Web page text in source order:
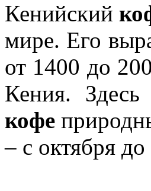
Кенийский
мире. Его
от 1400 до
Кения.
кофе
– с октября